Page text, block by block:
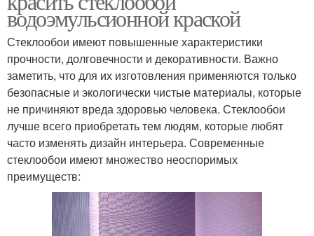
водоэмульсионной краской
Стеклообои имеют повышенные характеристики
прочности, долговечности и декоративности. Важно
заметить, что для их изготовления применяются только
безопасные и экологически чистые материалы, которые
не причиняют вреда здоровью человека. Стеклообои
лучше всего приобретать тем людям, которые любят
часто изменять дизайн интерьера. Современные
стеклообои имеют множество неоспоримых
преимуществ: